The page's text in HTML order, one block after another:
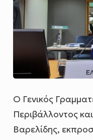
Ο Γενικός
Περιβάλλοντος
Βαρελίδης,